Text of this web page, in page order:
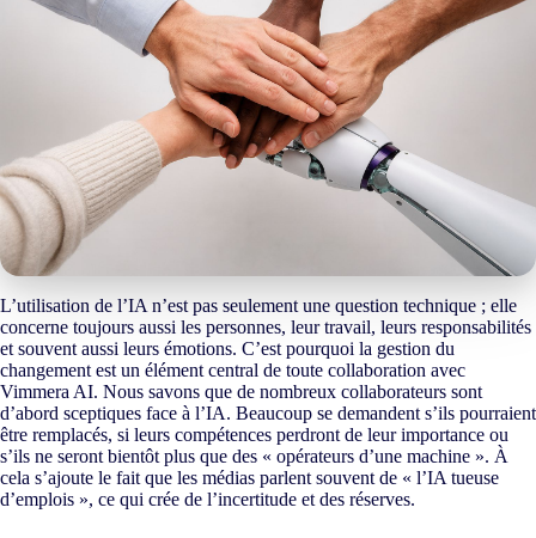
L’utilisation de l’IA n’est pas seulement une question technique ; elle
concerne toujours aussi les personnes, leur travail, leurs responsabilités
et souvent aussi leurs émotions. C’est pourquoi la gestion du
changement est un élément central de toute collaboration avec
Vimmera AI. Nous savons que de nombreux collaborateurs sont
d’abord sceptiques face à l’IA. Beaucoup se demandent s’ils pourraient
être remplacés, si leurs compétences perdront de leur importance ou
s’ils ne seront bientôt plus que des « opérateurs d’une machine ». À
cela s’ajoute le fait que les médias parlent souvent de « l’IA tueuse
d’emplois », ce qui crée de l’incertitude et des réserves.